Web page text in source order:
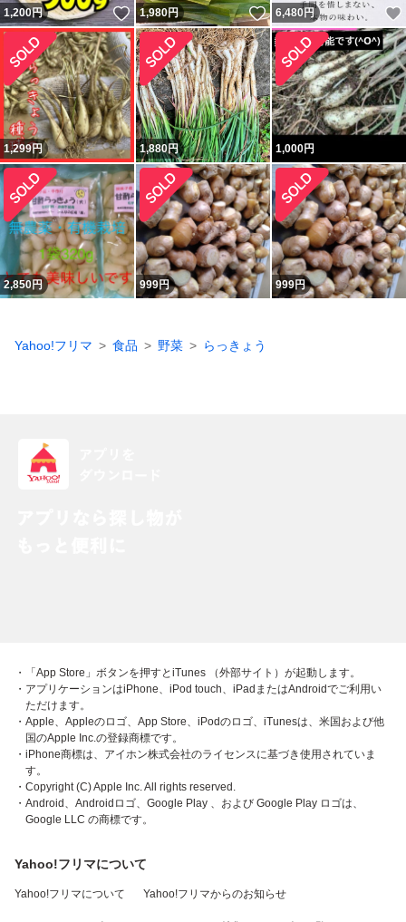
1,200円 いいね！
1,980円 いいね！
6,480 円
1,299円 1,880円 1,000円
2,850円 999円 999円
Yahoo!フリマ 食品 野菜 らっきょう
・「App Store」ボタンを押すとiTunes （外部サイト）が起動します。
・アプリケーションはiPhone、iPod touch、iPadまたはAndroidでご利用い
ただけます。
・Apple、Appleのロゴ、App Store、iPodのロゴ、iTunesは、米国および他
国のApple Inc.の登録商標です。
・iPhone商標は、アイホン株式会社のライセンスに基づき使用されていま
す。
・Copyright (C) Apple Inc. All rights reserved.
・Android、Androidロゴ、Google Play 、および Google Play ロゴは、
Google LLC の商標です。
Yahoo!フリマについて
Yahoo!フリマについて Yahoo!フリマからのお知らせ